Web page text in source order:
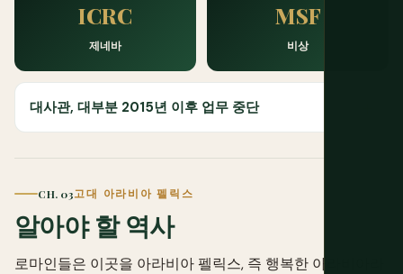
ICRC
제네바
MSF
비상
대사관, 대부분 2015년 이후 업무 중단
CH. 03고대 아라비아 펠릭스
알아야 할 역사
로마인들은 이곳을 아라비아 펠릭스, 즉 행복한 아라비아라